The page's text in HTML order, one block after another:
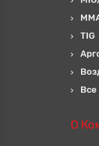
TIG
Все
О